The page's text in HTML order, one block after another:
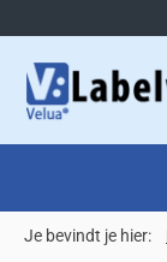
Je bevindt je hier: